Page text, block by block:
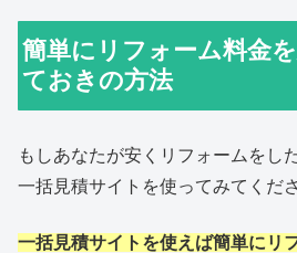
簡単にリフォーム料金
ておきの方法
もしあなたが安くリフォームをし
一括見積サイトを使ってみてくださ
一括見積サイトを使えば簡単にリ